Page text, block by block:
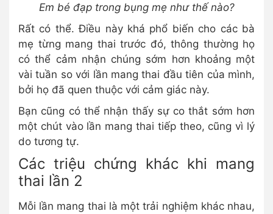
Em bé đạp trong bụng mẹ như thế nào?
Rất có thể. Điều này khá phổ biến cho các bà
mẹ từng mang thai trước đó, thông thường họ
có thể cảm nhận chúng sớm hơn khoảng một
vài tuần so với lần mang thai đầu tiên của mình,
bởi họ đã quen thuộc với cảm giác này.
Bạn cũng có thể nhận thấy sự co thắt sớm hơn
một chút vào lần mang thai tiếp theo, cũng vì lý
do tương tự.
Các triệu chứng khác khi mang
thai lần 2
Mỗi lần mang thai là một trải nghiệm khác nhau,